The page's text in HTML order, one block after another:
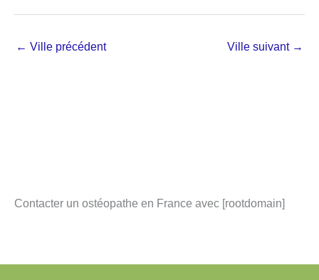
← Ville précédent Ville suivant →
Contacter un ostéopathe en France avec [rootdomain]